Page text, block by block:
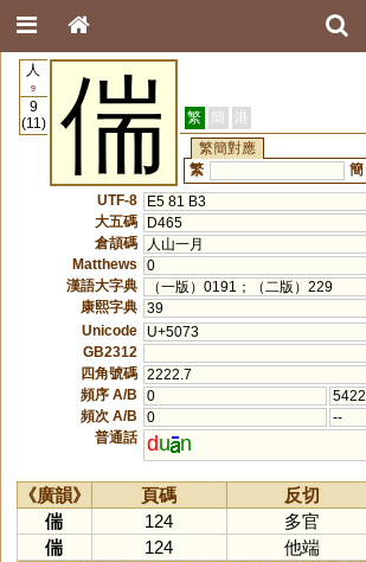
人
9
9
(11)
偳 繁 簡 港
繁簡對應
繁
簡
UTF-8
E5 81 B3
大五碼
D465
倉頡碼
人山一月
Matthews
0
漢語大字典
（一版）0191；（二版）229
康熙字典 39
Unicode
U+5073
GB2312
四角號碼 2222.7
頻序 A/B
0
5422
頻次 A/B
0
--
普通話 du n
《廣韻》 頁碼 反切
偳
124
多官
偳
124
他端